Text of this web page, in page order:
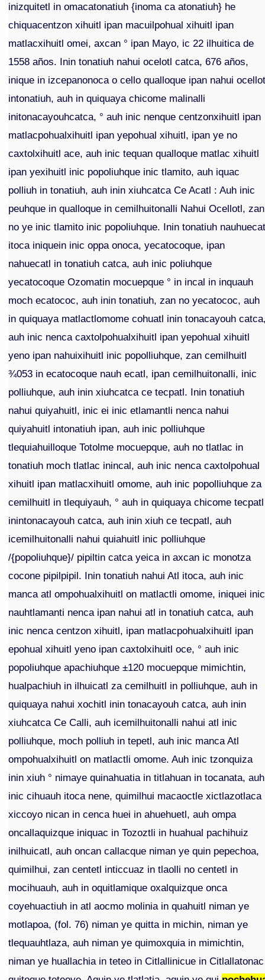
inizquitetl in omacatonatiuh {inoma ca atonatiuh} he
chiquacentzon xihuitl ipan macuilpohual xihuitl ipan
matlacxihuitl omei, axcan ° ipan Mayo, ic 22 ilhuitica de
1558 años. Inin tonatiuh nahui ocelotl catca, 676 años,
inique in izcepanonoca o cello qualloque ipan nahui
intonatiuh, auh in quiquaya chicome malinalli
initonacayouhcatca, ° auh inic nenque centzonxihuitl ipan
matlacpohualxihuitl ipan yepohual xihuitl, ipan ye no
caxtolxihuitl ace, auh inic tequan qualloque matlac xihuitl
ipan yexihuitl inic popoliuhque inic tlamito, auh iquac
polliuh in tonatiuh, auh inin xiuhcatca Ce Acatl : Auh inic
peuhque in qualloque in cemilhuitonalli Nahui Ocellotl, zan
no ye inic tlamito inic popoliuhque. Inin tonatiuh
itoca iniquein inic oppa onoca, yecatocoque, ipan
nahuecatl in tonatiuh catca, auh inic poliuhque
yecatocoque Ozomatin mocuepque ° in incal in inquauh
moch ecatococ, auh inin tonatiuh, zan no yecatococ, auh
in quiquaya matlactlomome cohuatl inin tonacayouh
auh inic nenca caxtolpohualxihuitl ipan yepohual xihuitl
yeno ipan nahuixihuitl inic popolliuhque, zan cemilhuitl
¾053 in ecatocoque nauh ecatl, ipan cemilhuitonalli, inic
polliuhque, auh inin xiuhcatca ce tecpatl. Inin tonatiuh
nahui quiyahuitl, inic ei inic etlamantli nenca nahui
quiyahuitl intonatiuh ipan, auh inic polliuhque
tlequiahuilloque Totolme mocuepque, auh no tlatlac in
tonatiuh moch tlatlac inincal, auh inic nenca caxtolpohual
xihuitl ipan matlacxihuitl omome, auh inic popolliuhque za
cemilhuitl in tlequiyauh, ° auh in quiquaya chicome tecpatl
inintonacayouh catca, auh inin xiuh ce tecpatl, auh
icemilhuitonalli nahui quiahuitl inic polliuhque
/{popoliuhque}/ pipiltin catca yeica in axcan ic monotza
cocone pipilpipil. Inin tonatiuh nahui Atl itoca, auh inic
manca atl ompohualxihuitl on matlactli omome, iniquei inic
nauhtlamanti nenca ipan nahui atl in tonatiuh catca, auh
inic nenca centzon xihuitl, ipan matlacpohualxihuitl ipan
epohual xihuitl yeno ipan caxtolxihuitl oce, ° auh inic
popoliuhque apachiuhque ±120 mocuepque mimichtin,
hualpachiuh in ilhuicatl za cemilhuitl in polliuhque, auh in
quiquaya nahui xochitl inin tonacayouh catca, auh inin
xiuhcatca Ce Calli, auh icemilhuitonalli nahui atl inic
polliuhque, moch polliuh in tepetl, auh inic manca Atl
ompohualxihuitl on matlactli omome. Auh inic tzonquiza
inin xiuh ° nimaye quinahuatia in titlahuan in tocanata, auh
inic cihuauh itoca nene, quimilhui macaoctle xictlazotlaca
xiccoyo nican in cenca huei in ahuehuetl, auh ompa
oncallaquizque iniquac in Tozoztli in huahual pachihuiz
inilhuicatl, auh oncan callacque niman ye quin pepechoa,
quimilhui, zan centetl inticcuaz in tlaolli no centetl in
mocihuauh, auh in oquitlamique oxalquizque onca
coyehuactiuh in atl aocmo molinia in quahuitl niman ye
motlapoa, (fol. 76) niman ye quitta in michin, niman ye
tlequauhtlaza, auh niman ye quimoxquia in mimichtin,
niman ye huallachia in teteo in Citlallinicue in Citlallatonac